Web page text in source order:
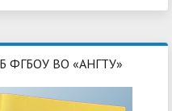
ФГБОУ ВО «АНГТУ»